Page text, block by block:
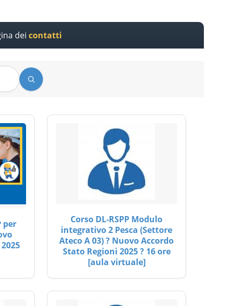
dei contatti
per
Corso DL-RSPP Modulo
integrativo 2 Pesca (Settore
Ateco A 03) ? Nuovo Accordo
Stato Regioni 2025 ? 16 ore
[aula virtuale]